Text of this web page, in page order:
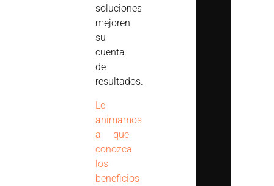
soluciones
mejoren
su
cuenta
de
resultados.
Le
animamos
a que
conozca
los
beneficios